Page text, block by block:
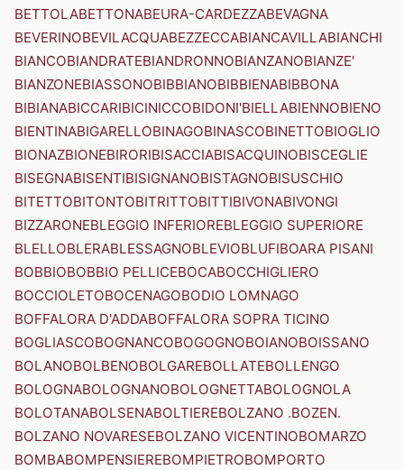
BETTOLABETTONABEURA-CARDEZZABEVAGNA
BEVERINOBEVILACQUABEZZECCABIANCAVILLABIANCHI
BIANCOBIANDRATEBIANDRONNOBIANZANOBIANZE'
BIANZONEBIASSONOBIBBIANOBIBBIENABIBBONA
BIBIANABICCARIBICINICCOBIDONI'BIELLABIENNOBIENO
BIENTINABIGARELLOBINAGOBINASCOBINETTOBIOGLIO
BIONAZBIONEBIRORIBISACCIABISACQUINOBISCEGLIE
BISEGNABISENTIBISIGNANOBISTAGNOBISUSCHIO
BITETTOBITONTOBITRITTOBITTIBIVONABIVONGI
BIZZARONEBLEGGIO INFERIOREBLEGGIO SUPERIORE
BLELLOBLERABLESSAGNOBLEVIOBLUFIBOARA PISANI
BOBBIOBOBBIO PELLICEBOCABOCCHIGLIERO
BOCCIOLETOBOCENAGOBODIO LOMNAGO
BOFFALORA D'ADDABOFFALORA SOPRA TICINO
BOGLIASCOBOGNANCOBOGOGNOBOIANOBOISSANO
BOLANOBOLBENOBOLGAREBOLLATEBOLLENGO
BOLOGNABOLOGNANOBOLOGNETTABOLOGNOLA
BOLOTANABOLSENABOLTIEREBOLZANO .BOZEN.
BOLZANO NOVARESEBOLZANO VICENTINOBOMARZO
BOMBABOMPENSIEREBOMPIETROBOMPORTO